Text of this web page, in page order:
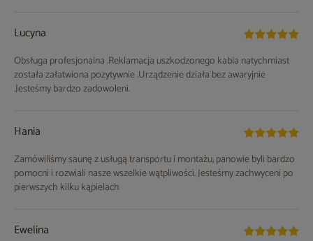
Lucyna
Obsługa profesjonalna .Reklamacja uszkodzonego kabla natychmiast
została załatwiona pozytywnie .Urządzenie działa bez awaryjnie
.Jesteśmy bardzo zadowoleni.
Hania
Zamówiliśmy saunę z usługą transportu i montażu, panowie byli bardzo
pomocni i rozwiali nasze wszelkie wątpliwości. Jesteśmy zachwyceni po
pierwszych kilku kąpielach
Ewelina